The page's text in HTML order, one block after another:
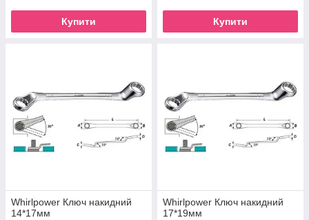
Купити Купити
Whirlpower Ключ накидний
14*17мм
Whirlpower Ключ накидний
17*19мм